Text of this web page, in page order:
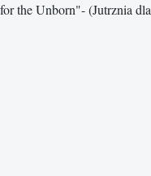
the Unborn"- (Jutrznia dla